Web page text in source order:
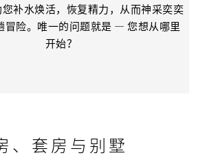
补水焕活，恢复精力，从而神采奕奕
冒险。唯一的问题就是 — 您想从哪里
开始？
、套房与别墅